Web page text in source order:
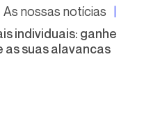
As nossas notícias
individuais: ganhe
as suas alavancas